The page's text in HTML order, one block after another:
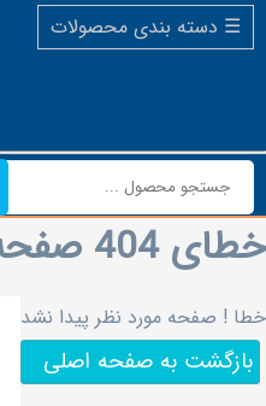
وبلاگ
محصولات
☰ دسته بندی محصولات
خطای 404 صفحه ای پیدا نشد
خطا ! صفحه مورد نظر پیدا نشد
بازگشت به صفحه اصلی